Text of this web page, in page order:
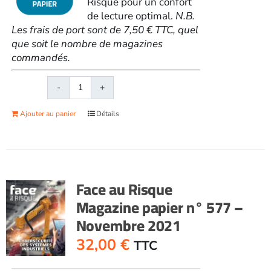
de lecture optimal. N.B.
Les frais de port sont de 7,50 € TTC, quel
que soit le nombre de magazines
commandés.
quantité
de
Face
576
-
Octobre
2021
Ajouter au panier Détails
Face au Risque
Magazine papier n° 577 –
Novembre 2021
32,00 € TTC